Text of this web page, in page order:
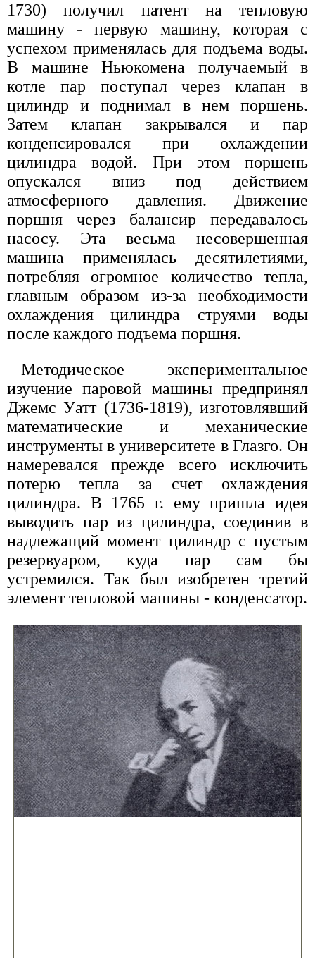
1730) получил патент на тепловую
машину - первую машину, которая с
успехом применялась для подъема воды.
В машине Ньюкомена получаемый в
котле пар поступал через клапан в
цилиндр и поднимал в нем поршень.
Затем клапан закрывался и пар
конденсировался при охлаждении
цилиндра водой. При этом поршень
опускался вниз под действием
атмосферного давления. Движение
поршня через балансир передавалось
насосу. Эта весьма несовершенная
машина применялась десятилетиями,
потребляя огромное количество тепла,
главным образом из-за необходимости
охлаждения цилиндра струями воды
после каждого подъема поршня.
Методическое экспериментальное
изучение паровой машины предпринял
Джемс Уатт (1736-1819), изготовлявший
математические и механические
инструменты в университете в Глазго. Он
намеревался прежде всего исключить
потерю тепла за счет охлаждения
цилиндра. В 1765 г. ему пришла идея
выводить пар из цилиндра, соединив в
надлежащий момент цилиндр с пустым
резервуаром, куда пар сам бы
устремился. Так был изобретен третий
элемент тепловой машины - конденсатор.